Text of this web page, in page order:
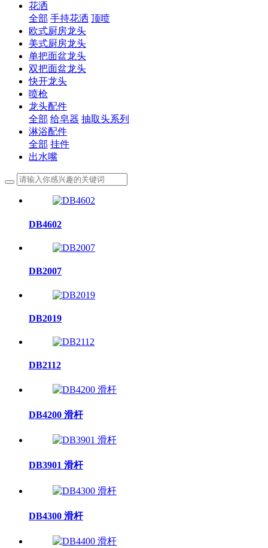
花洒
全部 手持花洒 顶喷
欧式厨房龙头
美式厨房龙头
单把面盆龙头
双把面盆龙头
快开龙头
喷枪
龙头配件
全部 给皂器 抽取头系列
淋浴配件
全部 挂件
出水嘴
DB4602
DB2007
DB2019
DB2112
DB4200 滑杆
DB3901 滑杆
DB4300 滑杆